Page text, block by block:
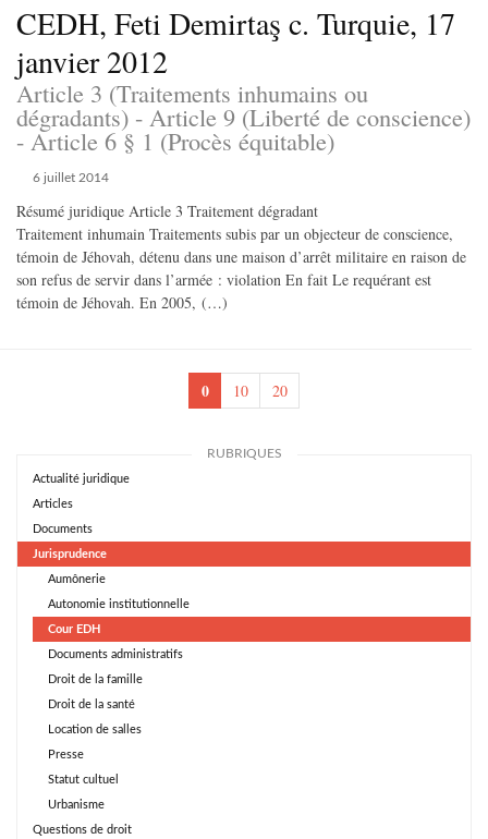
CEDH, Feti Demirtaş c. Turquie, 17
janvier 2012
Article 3 (Traitements inhumains ou
dégradants) - Article 9 (Liberté de conscience)
- Article 6 § 1 (Procès équitable)
6 juillet 2014
Résumé juridique Article 3 Traitement dégradant
Traitement inhumain Traitements subis par un objecteur de conscience,
témoin de Jéhovah, détenu dans une maison d’arrêt militaire en raison de
son refus de servir dans l’armée : violation En fait Le requérant est
témoin de Jéhovah. En 2005, (…)
0 10 20
RUBRIQUES
Actualité juridique
Articles
Documents
Jurisprudence
Aumônerie
Autonomie institutionnelle
Cour EDH
Documents administratifs
Droit de la famille
Droit de la santé
Location de salles
Presse
Statut cultuel
Urbanisme
Questions de droit